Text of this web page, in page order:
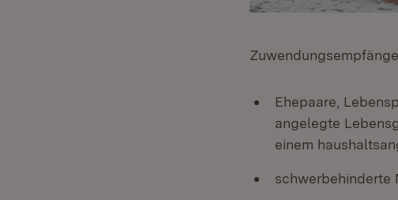
Ehepaare,
angelegte
einem
schwerbehinderte